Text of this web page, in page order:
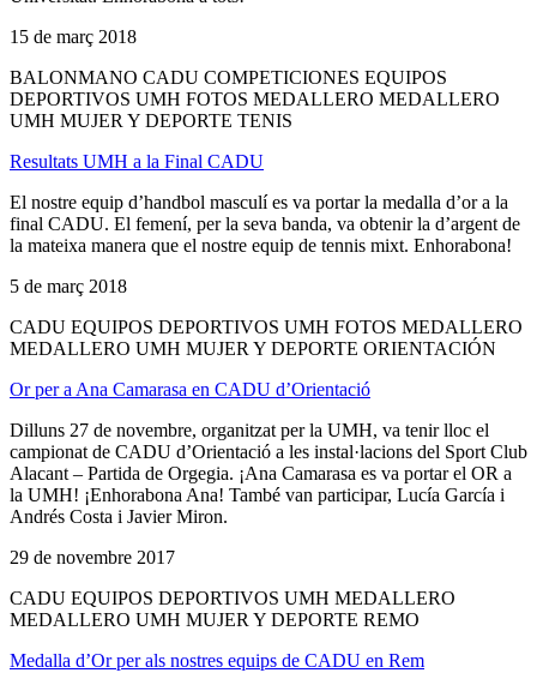
15 de març 2018
BALONMANO CADU COMPETICIONES EQUIPOS
DEPORTIVOS UMH FOTOS MEDALLERO MEDALLERO
UMH MUJER Y DEPORTE TENIS
Resultats UMH a la Final CADU
El nostre equip d’handbol masculí es va portar la medalla d’or a la
final CADU. El femení, per la seva banda, va obtenir la d’argent de
la mateixa manera que el nostre equip de tennis mixt. Enhorabona!
5 de març 2018
CADU EQUIPOS DEPORTIVOS UMH FOTOS MEDALLERO
MEDALLERO UMH MUJER Y DEPORTE ORIENTACIÓN
Or per a Ana Camarasa en CADU d’Orientació
Dilluns 27 de novembre, organitzat per la UMH, va tenir lloc el
campionat de CADU d’Orientació a les instal·lacions del Sport Club
Alacant – Partida de Orgegia. ¡Ana Camarasa es va portar el OR a
la UMH! ¡Enhorabona Ana! També van participar, Lucía García i
Andrés Costa i Javier Miron.
29 de novembre 2017
CADU EQUIPOS DEPORTIVOS UMH MEDALLERO
MEDALLERO UMH MUJER Y DEPORTE REMO
Medalla d’Or per als nostres equips de CADU en Rem